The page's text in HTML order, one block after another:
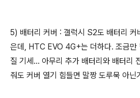
5) 배터리 커버 : 갤럭시 S2도 배터리 커
은데, HTC EVO 4G+는 더하다. 조금만
질 기세... 아무리 추가 배터리와 배터리
줘도 커버 열기 힘들면 말짱 도루묵 아닌